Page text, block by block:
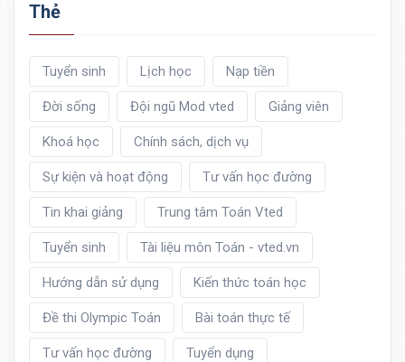
Thẻ
Tuyển sinh Lịch học Nạp tiền
Đời sống Đội ngũ Mod vted Giảng viên
Khoá học Chính sách, dịch vụ
Sự kiện và hoạt động Tư vấn học đường
Tin khai giảng Trung tâm Toán Vted
Tuyển sinh Tài liệu môn Toán - vted.vn
Hướng dẫn sử dụng Kiến thức toán học
Đề thi Olympic Toán Bài toán thực tế
Tư vấn học đường Tuyển dụng